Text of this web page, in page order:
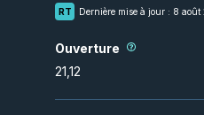
RT Dernière mise à jour : 8 août
Ouverture
21,12